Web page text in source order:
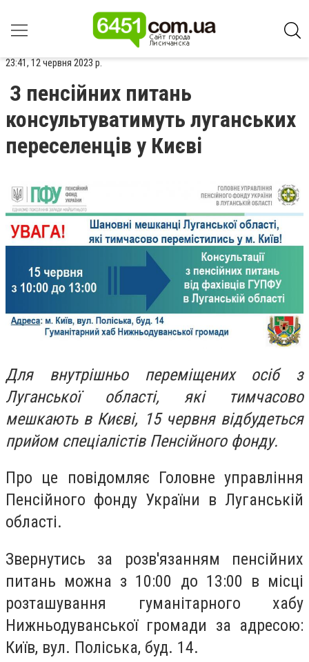
23:41, 12 червня 2023 р.
З пенсійних питань
консультуватимуть луганських
переселенців у Києві
Для внутрішньо переміщених осіб з
Луганської області, які тимчасово
мешкають в Києві, 15 червня відбудеться
прийом спеціалістів Пенсійного фонду.
Про це повідомляє Головне управління
Пенсійного фонду України в Луганській
області.
Звернутись за розв'язанням пенсійних
питань можна з 10:00 до 13:00 в місці
розташування гуманітарного хабу
Нижньодуванської громади за адресою:
Київ, вул. Поліська, буд. 14.